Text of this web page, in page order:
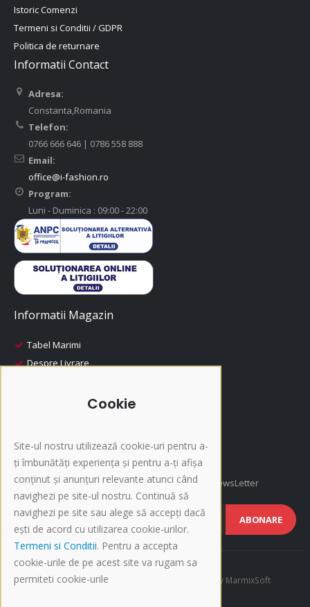
Cookie
Site-ul nostru utilizează cookie-uri pentru a-
ți îmbunătăți experiența și pentru a-ți afișa
conținut și anunțuri relevante atunci când
navighezi pe site-ul nostru. Continuă să
navighezi pe site sau alege să accepți dacă
ești de acord cu utilizarea cookie-urilor.
Termeni si Conditii. Pentru a accepta
cookie-urile de pe acest site va rugam sa
permiteti cookie-urile
Istoric Comenzi
Termeni si Conditii / GDPR
Politica de returnare
Informatii Contact
Adresa:
Constanta,Romania
Telefon:
0766 666 646 | 0786 558 888
Email:
office@i-fashion.ro
Program:
Luni - Duminica : 09:00 - 22:00
Informatii Magazin
Tabel Marimi
Despre Livrare
Inscriere NewsLetter
Afla cele mai noi oferte si promotii, Inscrie-te la NewsLetter
ABONARE
©Copyright 2015-present i-Fashion.ro. Developed by MarmixSoft